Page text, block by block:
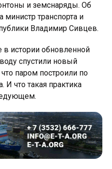
и земснаряды. Об
министр транспорта и
Владимир Сивцев.
истории обновленной
спустили новый
паром построили по
И что такая практика